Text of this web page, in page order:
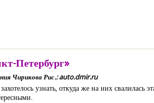
Петербург»
Чирикова Рис.: auto.dmir.ru
узнать, откуда же на них свалилась